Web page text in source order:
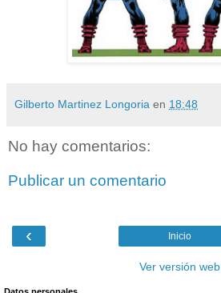
Gilberto Martinez Longoria en 18:48
No hay comentarios:
Publicar un comentario
‹ Inicio
Ver versión web